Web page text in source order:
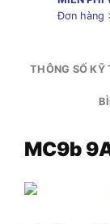
Đơn hàng
THÔNG SỐ KỸ
MC9b